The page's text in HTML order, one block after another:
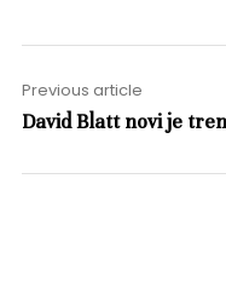
Previous article
David Blatt novi je